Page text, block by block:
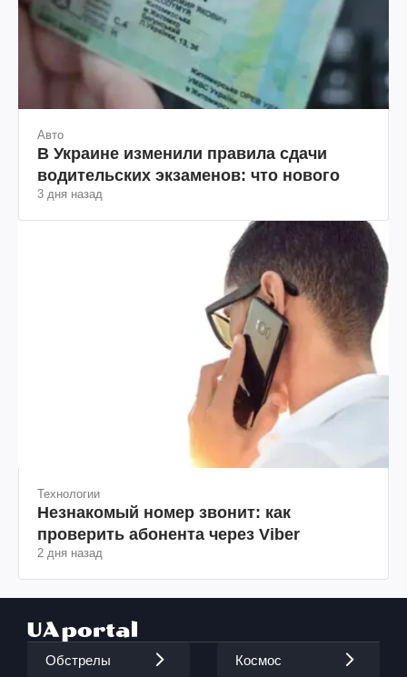
Авто
В Украине изменили правила сдачи
водительских экзаменов: что нового
3 дня назад
Технологии
Незнакомый номер звонит: как
проверить абонента через Viber
2 дня назад
Обстрелы Космос